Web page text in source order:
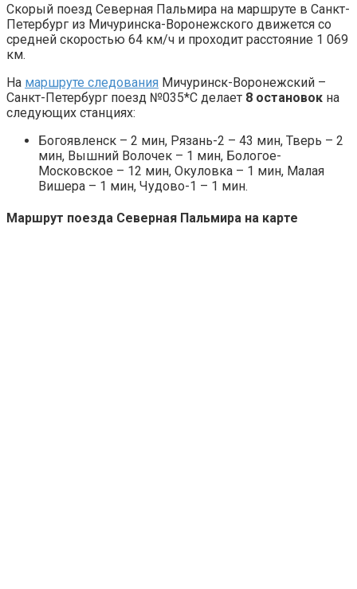
Скорый поезд Северная Пальмира на маршруте в Санкт-
Петербург из Мичуринска-Воронежского движется со
средней скоростью 64 км/ч и проходит расстояние 1 069
км.
На маршруте следования Мичуринск-Воронежский –
Санкт-Петербург поезд №035*С делает 8 остановок на
следующих станциях:
Богоявленск – 2 мин, Рязань-2 – 43 мин, Тверь – 2
мин, Вышний Волочек – 1 мин, Бологое-
Московское – 12 мин, Окуловка – 1 мин, Малая
Вишера – 1 мин, Чудово-1 – 1 мин.
Маршрут поезда Северная Пальмира на карте